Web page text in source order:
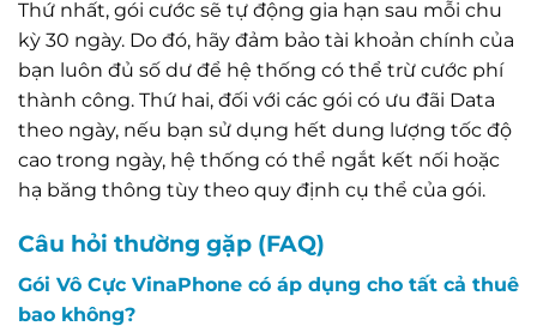
Thứ nhất, gói cước sẽ tự động gia hạn sau mỗi chu
kỳ 30 ngày. Do đó, hãy đảm bảo tài khoản chính của
bạn luôn đủ số dư để hệ thống có thể trừ cước phí
thành công. Thứ hai, đối với các gói có ưu đãi Data
theo ngày, nếu bạn sử dụng hết dung lượng tốc độ
cao trong ngày, hệ thống có thể ngắt kết nối hoặc
hạ băng thông tùy theo quy định cụ thể của gói.
Câu hỏi thường gặp (FAQ)
Gói Vô Cực VinaPhone có áp dụng cho tất cả thuê
bao không?